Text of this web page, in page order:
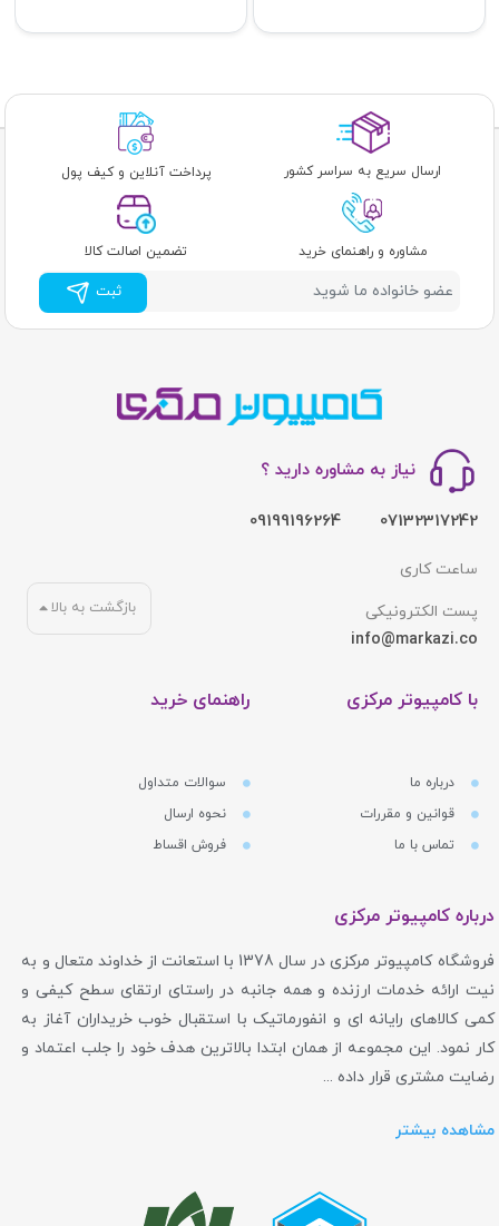
ارسال سریع به سراسر کشور پرداخت آنلاین و کیف پول
مشاوره و راهنمای خرید تضمین اصالت کالا
ثبت
نیاز به مشاوره دارید ؟
07132317242
09199196264
ساعت کاری
پست الکترونیکی
info@markazi.co
با کامپیوتر مرکزی
درباره ما
قوانین و مقررات
تماس با ما
راهنمای خرید
سوالات متداول
نحوه ارسال
فروش اقساط
بازگشت به بالا
درباره کامپیوتر مرکزی
فروشگاه کامپیوتر مرکزی در سال 1378 با استعانت از خداوند متعال و به
نیت ارائه خدمات ارزنده و همه جانبه در راستای ارتقای سطح کیفی و
کمی کالاهای رایانه ای و انفورماتیک با استقبال خوب خریداران آغاز به
کار نمود. این مجموعه از همان ابتدا بالاترین هدف خود را جلب اعتماد و
رضایت مشتری قرار داده ...
مشاهده بیشتر